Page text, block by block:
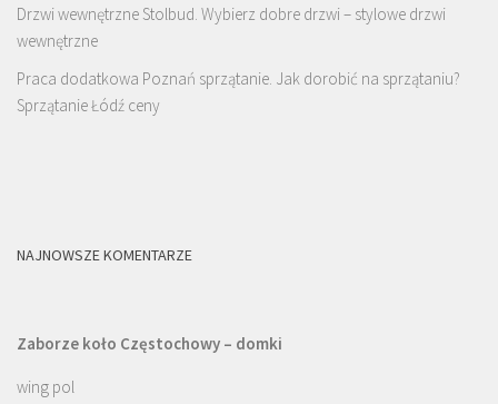
Drzwi wewnętrzne Stolbud. Wybierz dobre drzwi – stylowe drzwi
wewnętrzne
Praca dodatkowa Poznań sprzątanie. Jak dorobić na sprzątaniu?
Sprzątanie Łódź ceny
NAJNOWSZE KOMENTARZE
Zaborze koło Częstochowy – domki
wing pol